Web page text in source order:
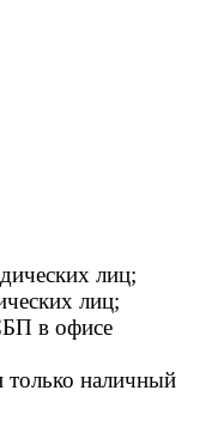
лиц;
лиц;
в офисе
наличный